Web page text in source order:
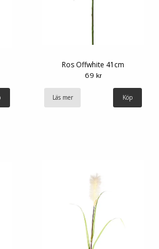
Ros Offwhite 41cm
69 kr
Läs mer